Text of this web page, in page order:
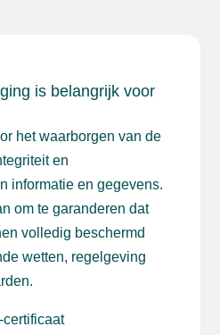
is belangrijk voor
het waarborgen van de
en
informatie en gegevens.
om te garanderen dat
volledig beschermd
wetten, regelgeving
certificaat